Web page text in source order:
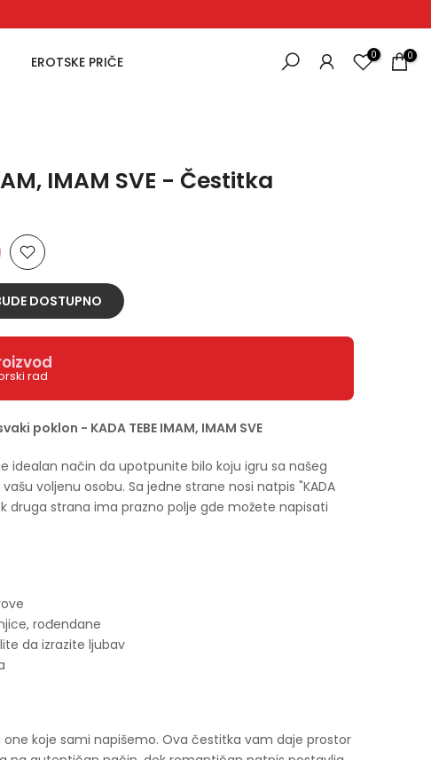
EROTSKE PRIČE 0 0
IMAM SVE - Čestitka
DOSTUPNO
rad
poklon - KADA TEBE IMAM, IMAM SVE
idealan način da upotpunite bilo koju igru sa našeg
voljenu osobu. Sa jedne strane nosi natpis "KADA
druga strana ima prazno polje gde možete napisati
rođendane
da izrazite ljubav
one koje sami napišemo. Ova čestitka vam daje prostor